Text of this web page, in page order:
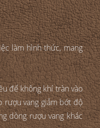
làm hình thức, mang
để không khí tràn vào
rượu vang giảm bớt độ
dòng rượu vang khác